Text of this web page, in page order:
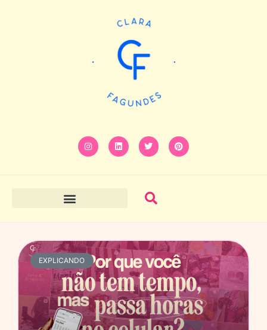
EXPLICANDO